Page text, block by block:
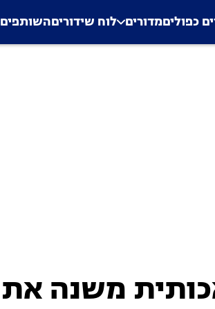
Application error: a
. כפוליםמדורים לוח שידוריםהשותפים
משנה את